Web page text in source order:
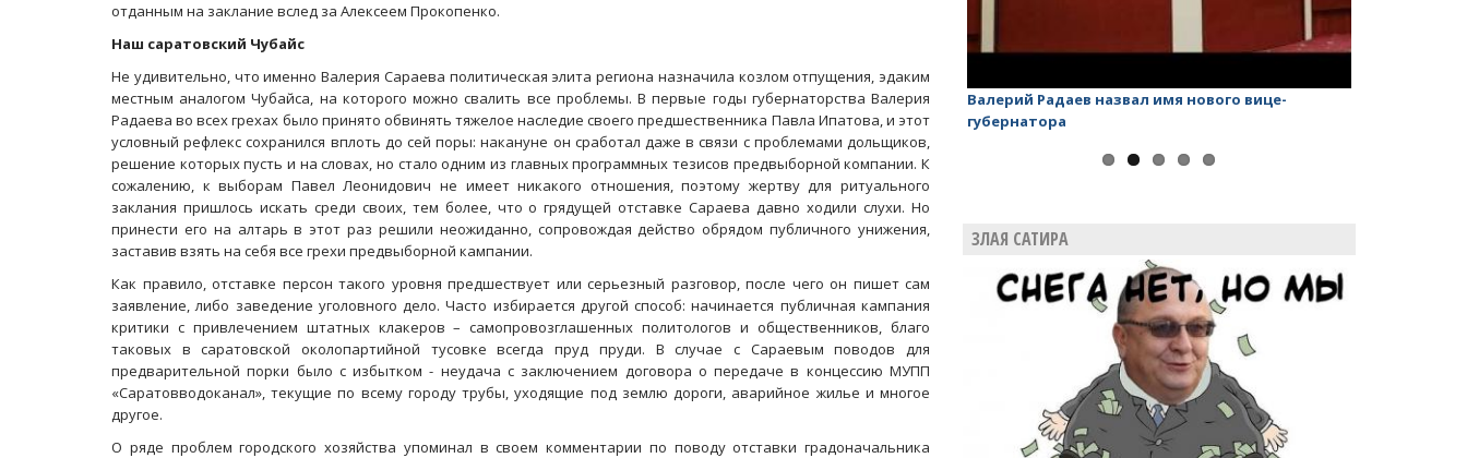
отданным на заклание вслед за Алексеем Прокопенко.
Наш саратовский Чубайс
Не удивительно, что именно Валерия Сараева политическая элита региона назначила козлом отпущения, эдаким
местным аналогом Чубайса, на которого можно свалить все проблемы. В первые годы губернаторства Валерия
Радаева во всех грехах было принято обвинять тяжелое наследие своего предшественника Павла Ипатова, и этот
условный рефлекс сохранился вплоть до сей поры: накануне он сработал даже в связи с проблемами дольщиков,
решение которых пусть и на словах, но стало одним из главных программных тезисов предвыборной компании. К
сожалению, к выборам Павел Леонидович не имеет никакого отношения, поэтому жертву для ритуального
заклания пришлось искать среди своих, тем более, что о грядущей отставке Сараева давно ходили слухи. Но
принести его на алтарь в этот раз решили неожиданно, сопровождая действо обрядом публичного унижения,
заставив взять на себя все грехи предвыборной кампании.
Как правило, отставке персон такого уровня предшествует или серьезный разговор, после чего он пишет сам
заявление, либо заведение уголовного дело. Часто избирается другой способ: начинается публичная кампания
критики с привлечением штатных клакеров – самопровозглашенных политологов и общественников, благо
таковых в саратовской околопартийной тусовке всегда пруд пруди. В случае с Сараевым поводов для
предварительной порки было с избытком - неудача с заключением договора о передаче в концессию МУПП
«Саратовводоканал», текущие по всему городу трубы, уходящие под землю дороги, аварийное жилье и многое
другое.
О ряде проблем городского хозяйства упоминал в своем комментарии по поводу отставки градоначальника
Масленичный концерт ансамбля «Балаган»
На обсуждении проекта завода в Горном едва не
случилась потасовка
Валерий Радаев назвал имя нового вице-
губернатора
ЗЛАЯ САТИРА